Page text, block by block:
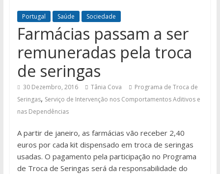
Portugal Saúde Sociedade
Farmácias passam a ser
remuneradas pela troca
de seringas
30 Dezembro, 2016 Tânia Cova
Programa de Troca de
Seringas, Serviço de Intervenção nos Comportamentos Aditivos e
nas Dependências
A partir de janeiro, as farmácias vão receber 2,40
euros por cada kit dispensado em troca de seringas
usadas. O pagamento pela participação no Programa
de Troca de Seringas será da responsabilidade do